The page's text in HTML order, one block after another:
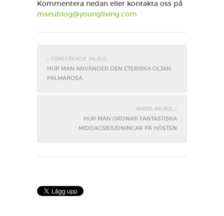
Kommentera nedan eller kontakta oss på
mseublog@youngliving.com
« FÖREGÅENDE INLÄGG
HUR MAN ANVÄNDER DEN ETERISKA OLJAN
PALMAROSA
NÄSTA INLÄGG »
HUR MAN ORDNAR FANTASTISKA
MIDDAGSBJUDNINGAR PÅ HÖSTEN